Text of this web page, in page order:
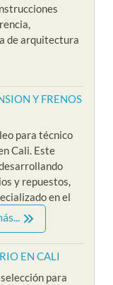
de arquitectura
Y FRENOS
para técnico
Cali. Este
y repuestos,
en el
EN CALI
para